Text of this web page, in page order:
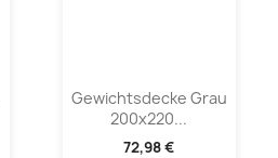
Gewichtsdecke Grau
200x220...
72,98 €